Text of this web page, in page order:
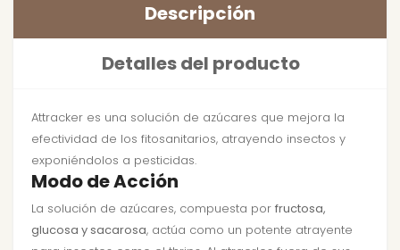
Descripción
Detalles del producto
Attracker es una solución de azúcares que mejora la
efectividad de los fitosanitarios, atrayendo insectos y
exponiéndolos a pesticidas.
Modo de Acción
La solución de azúcares, compuesta por fructosa,
glucosa y sacarosa, actúa como un potente atrayente